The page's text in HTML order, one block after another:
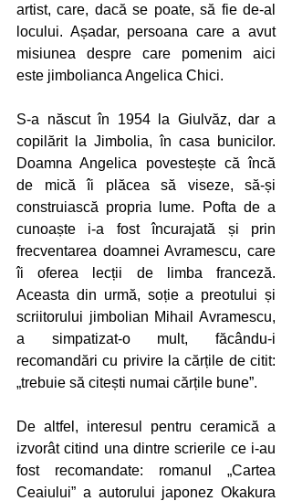
artist, care, dacă se poate, să fie de-al
locului. Așadar, persoana care a avut
misiunea despre care pomenim aici
este jimbolianca Angelica Chici.
S-a născut în 1954 la Giulvăz, dar a
copilărit la Jimbolia, în casa bunicilor.
Doamna Angelica povestește că încă
de mică îi plăcea să viseze, să-și
construiască propria lume. Pofta de a
cunoaște i-a fost încurajată și prin
frecventarea doamnei Avramescu, care
îi oferea lecții de limba franceză.
Aceasta din urmă, soție a preotului și
scriitorului jimbolian Mihail Avramescu,
a simpatizat-o mult, făcându-i
recomandări cu privire la cărțile de citit:
„trebuie să citești numai cărțile bune”.
De altfel, interesul pentru ceramică a
izvorât citind una dintre scrierile ce i-au
fost recomandate: romanul „Cartea
Ceaiului” a autorului japonez Okakura